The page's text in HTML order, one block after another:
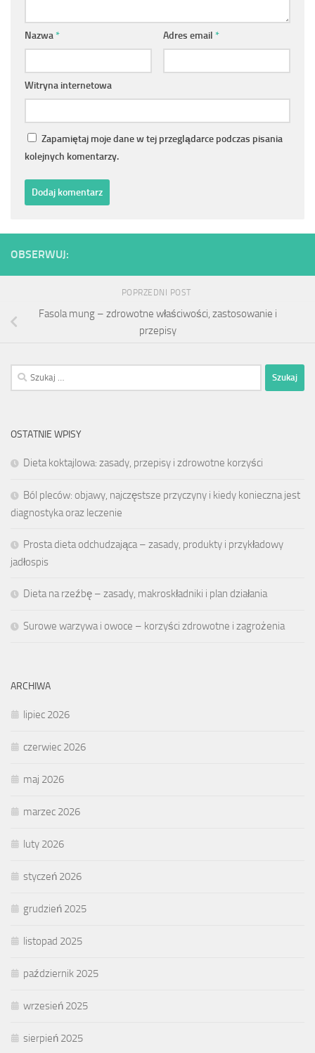
Nazwa* Adres email *
Witryna internetowa
Zapamiętaj moje dane w tej przeglądarce podczas pisania
kolejnych komentarzy.
OBSERWUJ:
POPRZEDNI POST
Fasola mung – zdrowotne właściwości, zastosowanie i
przepisy
Szukaj:
OSTATNIE WPISY
Dieta koktajlowa: zasady, przepisy i zdrowotne korzyści
Ból pleców: objawy, najczęstsze przyczyny i kiedy konieczna jest
diagnostyka oraz leczenie
Prosta dieta odchudzająca – zasady, produkty i przykładowy
jadłospis
Dieta na rzeźbę – zasady, makroskładniki i plan działania
Surowe warzywa i owoce – korzyści zdrowotne i zagrożenia
ARCHIWA
lipiec 2026
czerwiec 2026
maj 2026
marzec 2026
luty 2026
styczeń 2026
grudzień 2025
listopad 2025
październik 2025
wrzesień 2025
sierpień 2025